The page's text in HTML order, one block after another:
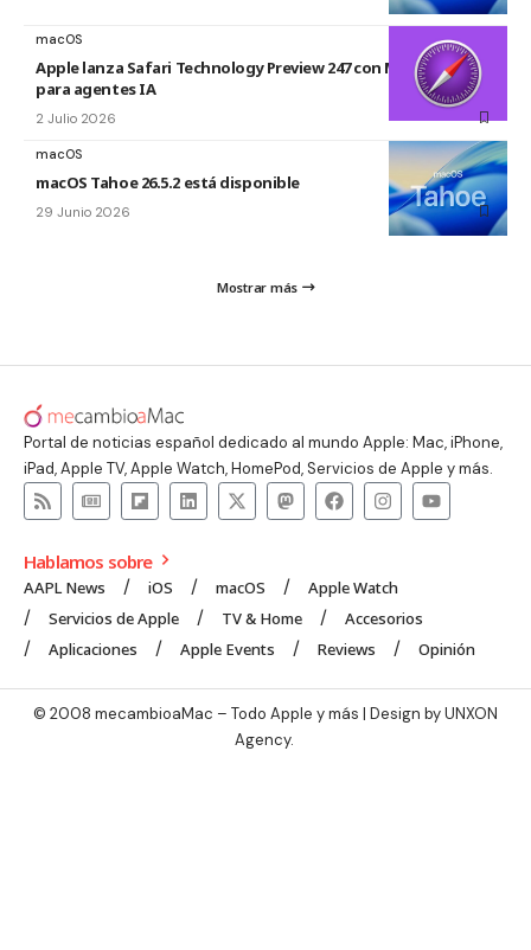
macOS
Apple lanza Safari Technology Preview 247 con MCP Server
para agentes IA
2 Julio 2026
macOS
macOS Tahoe 26.5.2 está disponible
29 Junio 2026
Mostrar más
Portal de noticias español dedicado al mundo Apple: Mac, iPhone,
iPad, Apple TV, Apple Watch, HomePod, Servicios de Apple y más.
Hablamos sobre
AAPL News iOS macOS
Apple Watch
Servicios de Apple
TV & Home
Accesorios
Aplicaciones
Apple Events Reviews Opinión
© 2008 mecambioaMac – Todo Apple y más | Design byUNXON
Agency.